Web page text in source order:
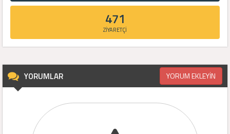
471
ZİYARETÇİ
YORUMLAR YORUM EKLEYİN